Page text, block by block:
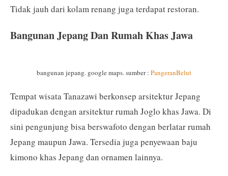
Tidak jauh dari kolam renang juga terdapat restoran.
Bangunan Jepang Dan Rumah Khas Jawa
bangunan jepang. google maps. sumber : PangeranBelut
Tempat wisata Tanazawi berkonsep arsitektur Jepang
dipadukan dengan arsitektur rumah Joglo khas Jawa. Di
sini pengunjung bisa berswafoto dengan berlatar rumah
Jepang maupun Jawa. Tersedia juga penyewaan baju
kimono khas Jepang dan ornamen lainnya.